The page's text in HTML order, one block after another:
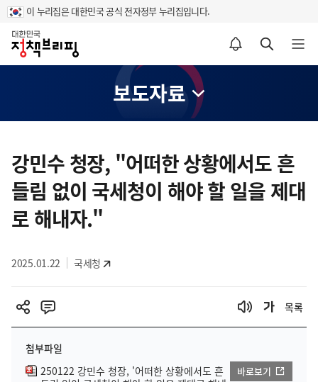
이 누리집은 대한민국 공식 전자정부 누리집입니다.
홈
알림설정 바로가기 검색 바로가기 메뉴 열기
보도자료
텐
츠
영
역
강민수 청장, "어떠한 상황에서도 흔
들림 없이 국세청이 해야 할 일을 제대
로 해내자."
2025.01.22 국세청
목록
첨부파일
250122 강민수 청장, '어떠한 상황에서도 흔
바로보기